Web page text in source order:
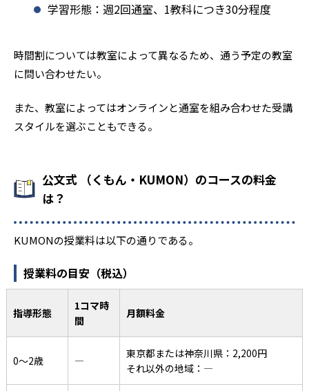
学習形態：週2回通室、1教科につき30分程度
時間割については教室によって異なるため、通う予定の教室
に問い合わせたい。
また、教室によってはオンラインと通室を組み合わせた受講
スタイルを選ぶこともできる。
公文式 （くもん・KUMON）のコースの料金
は？
KUMONの授業料は以下の通りである。
授業料の目安（税込）
指導形態
1コマ時
間
月額料金
0〜2歳 ―
東京都または神奈川県：2,200円
それ以外の地域：―